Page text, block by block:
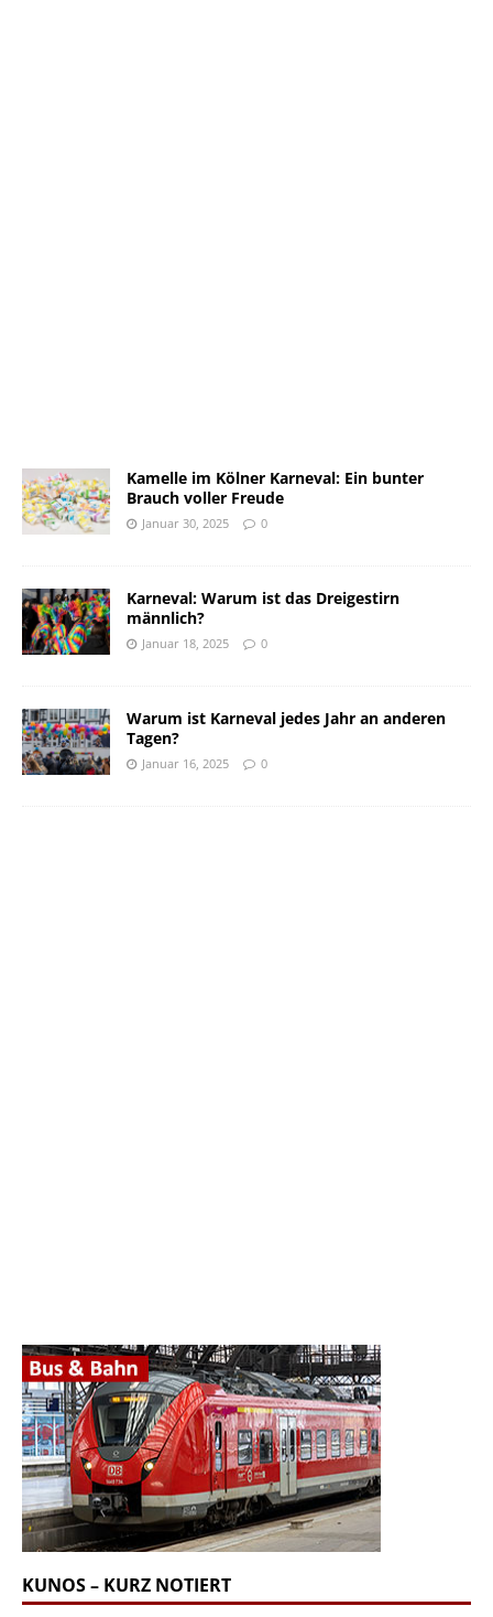
Kamelle im Kölner Karneval: Ein bunter
Brauch voller Freude
Januar 30, 2025 0
Karneval: Warum ist das Dreigestirn
männlich?
Januar 18, 2025 0
Warum ist Karneval jedes Jahr an anderen
Tagen?
Januar 16, 2025 0
KUNOS – KURZ NOTIERT